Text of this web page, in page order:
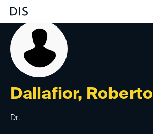
Dallafior, Roberto
Dr.